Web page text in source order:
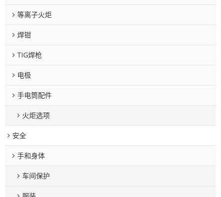
等离子火炬
焊钳
TIG焊枪
电极
手电筒配件
火炬选项
安全
手和身体
车间保护